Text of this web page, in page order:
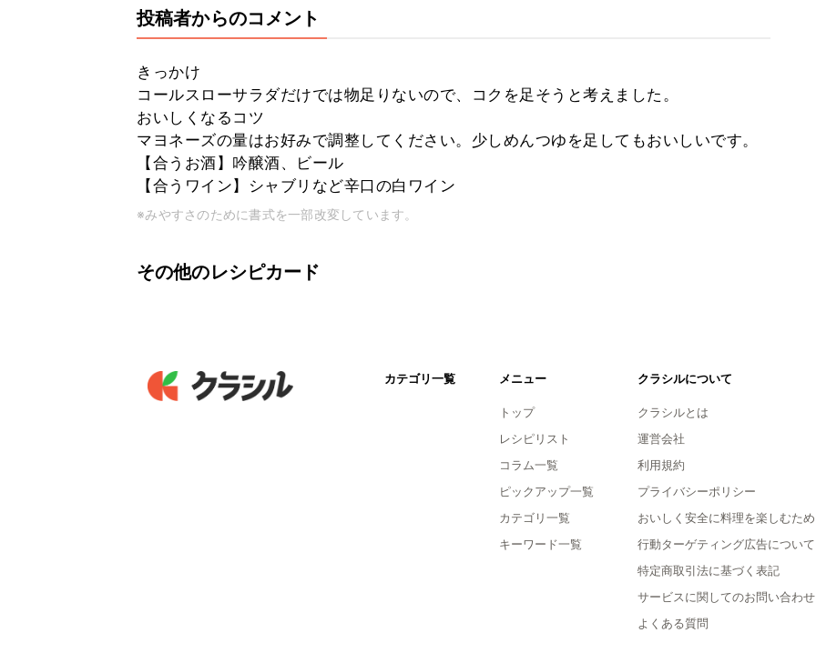
投稿者からのコメント
きっかけ
コールスローサラダだけでは物足りないので、コクを足そうと考えました。
おいしくなるコツ
マヨネーズの量はお好みで調整してください。少しめんつゆを足してもおいしいです。
【合うお酒】吟醸酒、ビール
【合うワイン】シャブリなど辛口の白ワイン
※みやすさのために書式を一部改変しています。
その他のレシピカード
カテゴリ一覧 メニュー
トップ
レシピリスト
コラム一覧
ピックアップ一覧
カテゴリ一覧
キーワード一覧
クラシルについて
クラシルとは
運営会社
利用規約
プライバシーポリシー
おいしく安全に料理を楽しむため
行動ターゲティング広告について
特定商取引法に基づく表記
サービスに関してのお問い合わせ
よくある質問